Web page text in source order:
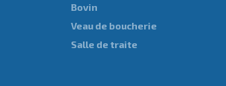
Bovin
Veau de boucherie
Salle de traite